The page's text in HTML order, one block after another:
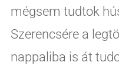
mégsem tudtok
Szerencsére a
nappaliba is át